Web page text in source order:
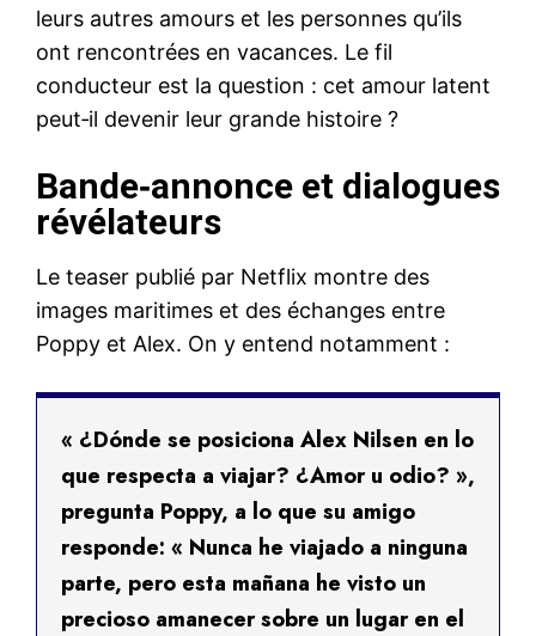
leurs autres amours et les personnes qu’ils
ont rencontrées en vacances. Le fil
conducteur est la question : cet amour latent
peut‑il devenir leur grande histoire ?
Bande‑annonce et dialogues
révélateurs
Le teaser publié par Netflix montre des
images maritimes et des échanges entre
Poppy et Alex. On y entend notamment :
« ¿Dónde se posiciona Alex Nilsen en lo
que respecta a viajar? ¿Amor u odio? »,
pregunta Poppy, a lo que su amigo
responde: « Nunca he viajado a ninguna
parte, pero esta mañana he visto un
precioso amanecer sobre un lugar en el